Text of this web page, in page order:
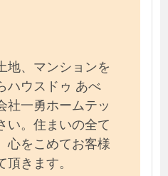
地、マンションを
ハウスドゥ あべ
社一勇ホームテッ
い。住まいの全て
心をこめてお客様
きます。